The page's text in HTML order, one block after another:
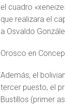
el cuadro
que realizara el
a Osvaldo
Orosco en
Además, el
tercer puesto, el
Bustillos (primer